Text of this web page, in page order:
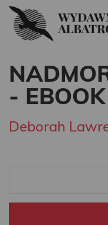
- EBOOK
Deborah